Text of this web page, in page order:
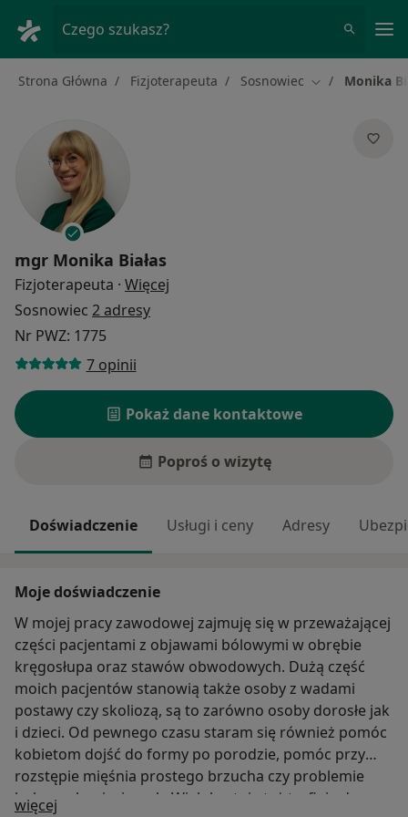
Czego szukasz?
Strona Główna Fizjoterapeuta Sosnowiec Zmień miasto
Monika
mgr Monika Białas
Fizjoterapeuta · Więcej
Sosnowiec 2 adresy
Nr PWZ: 1775
7 opinii
Pokaż dane kontaktowe
Poproś o wizytę
Doświadczenie Usługi i ceny Adresy
Moje doświadczenie
W mojej pracy zawodowej zajmuję się w przeważającej
części pacjentami z objawami bólowymi w obrębie
kręgosłupa oraz stawów obwodowych. Dużą część
moich pacjentów stanowią także osoby z wadami
postawy czy skoliozą, są to zarówno osoby dorosłe jak
i dzieci. Od pewnego czasu staram się również pomóc
kobietom dojść do formy po porodzie, pomóc przy
rozstępie mięśnia prostego brzucha czy problemie
bolesnych miesiączek. Wielokrotnie też trafiają do
więcej